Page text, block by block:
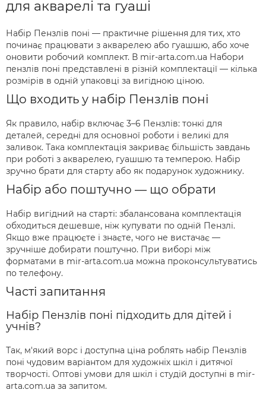
для акварелі та гуаші
Набір Пензлів поні — практичне рішення для тих, хто
починає працювати з акварелею або гуашшю, або хоче
оновити робочий комплект. В mir-arta.com.ua Набори
пензлів поні представлені в різній комплектації — кілька
розмірів в одній упаковці за вигідною ціною.
Що входить у набір Пензлів поні
Як правило, набір включає 3–6 Пензлів: тонкі для
деталей, середні для основної роботи і великі для
заливок. Така комплектація закриває більшість завдань
при роботі з акварелею, гуашшю та темперою. Набір
зручно брати для старту або як подарунок художнику.
Набір або поштучно — що обрати
Набір вигідний на старті: збалансована комплектація
обходиться дешевше, ніж купувати по одній Пензлі.
Якщо вже працюєте і знаєте, чого не вистачає —
зручніше добирати поштучно. При виборі між
форматами в mir-arta.com.ua можна проконсультуватись
по телефону.
Часті запитання
Набір Пензлів поні підходить для дітей і
учнів?
Так, м'який ворс і доступна ціна роблять набір Пензлів
поні чудовим варіантом для художніх шкіл і дитячої
творчості. Оптові умови для шкіл і студій доступні в mir-
arta.com.ua за запитом.